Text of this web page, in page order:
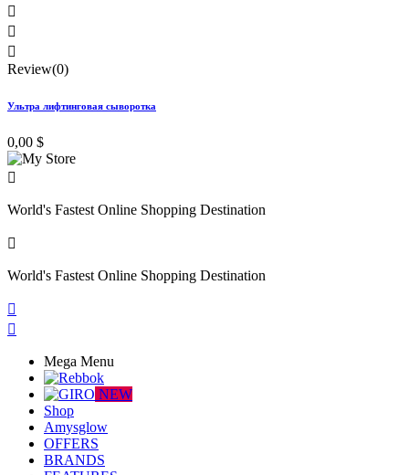



Review(0)
Ультра лифтинговая сыворотка
0,00 $

World's Fastest Online Shopping Destination

World's Fastest Online Shopping Destination


Mega Menu
NEW
Shop
Amysglow
OFFERS
BRANDS